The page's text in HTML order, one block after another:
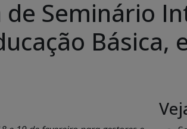
Seminário
Básica,